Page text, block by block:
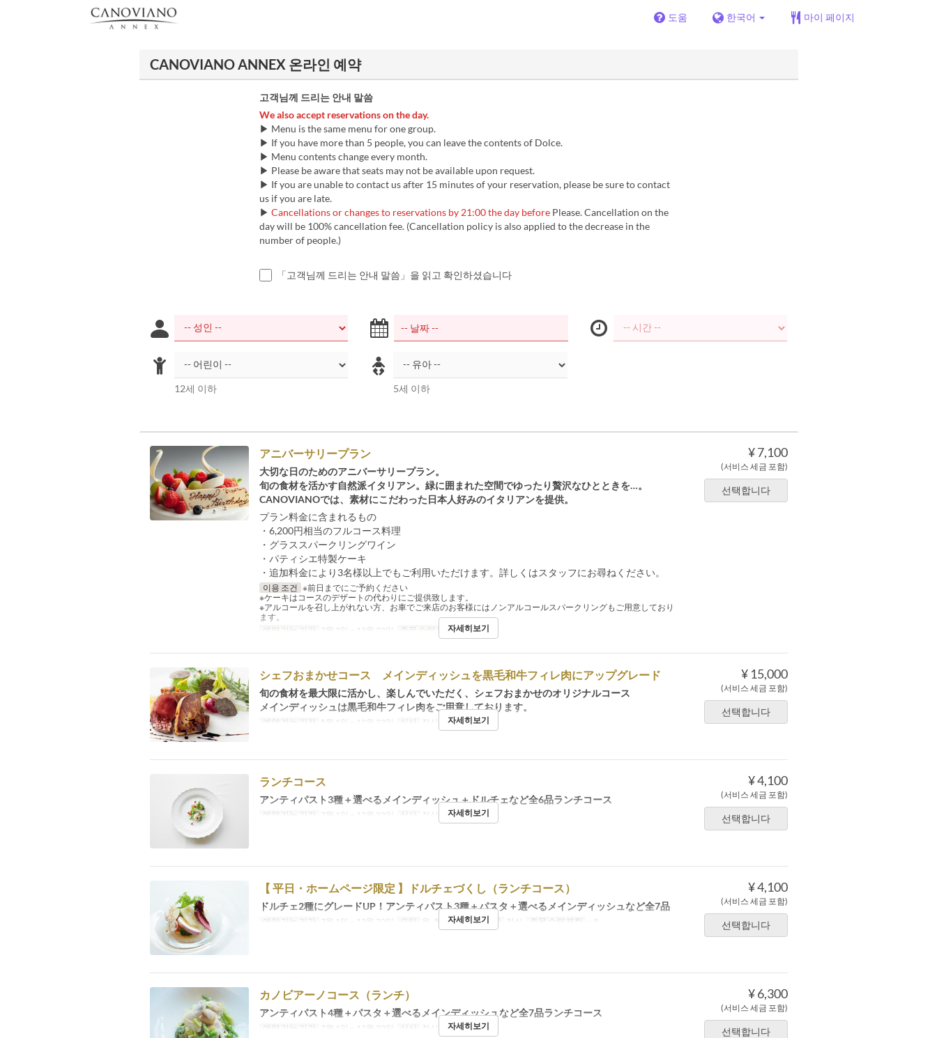
도움 한국어 마이 페이지
CANOVIANO ANNEX 온라인 예약
고객님께 드리는 안내 말씀
We also accept reservations on the day.
▶ Menu is the same menu for one group.
▶ If you have more than 5 people, you can leave the contents of Dolce.
▶ Menu contents change every month.
▶ Please be aware that seats may not be available upon request.
▶ If you are unable to contact us after 15 minutes of your reservation, please be sure to contact
us if you are late.
▶ Cancellations or changes to reservations by 21:00 the day before Please. Cancellation on the
day will be 100% cancellation fee. (Cancellation policy is also applied to the decrease in the
number of people.)
「고객님께 드리는 안내 말씀」을 읽고 확인하셨습니다
12세 이하 5세 이하
¥ 7,100
(서비스 세금 포함)
선택합니다
アニバーサリープラン
大切な日のためのアニバーサリープラン。
旬の食材を活かす自然派イタリアン。緑に囲まれた空間でゆったり贅沢なひとときを…。
CANOVIANOでは、素材にこだわった日本人好みのイタリアンを提供。
プラン料金に含まれるもの
・6,200円相当のフルコース料理
・グラススパークリングワイン
・パティシエ特製ケーキ
・追加料金により3名様以上でもご利用いただけます。詳しくはスタッフにお尋ねください。
이용 조건 ※前日までにご予約ください
※ケーキはコースのデザートの代わりにご提供致します。
※アルコールを召し上がれない方、お車でご来店のお客様にはノンアルコールスパークリングもご用意しており
ます。
예약 가능 기간
7월 2일 ~ 12월 22일 주문 수량 제한 2 ~
자세히보기
¥ 15,000
(서비스 세금 포함)
선택합니다
シェフおまかせコース メインディッシュを黒毛和牛フィレ肉にアップグレード
旬の食材を最大限に活かし、楽しんでいただく、シェフおまかせのオリジナルコース
メインディッシュは黒毛和牛フィレ肉をご用意しております。
예약 가능 기간 5월 1일 ~ 12월 22일 식사 점심, 저녁자세히보기
¥ 4,100
(서비스 세금 포함)
선택합니다
ランチコース
アンティパスト3種＋選べるメインディッシュ＋ドルチェなど全6品ランチコース
예약 가능 기간 7월 1일 ~ 12월 22일 식사 점심 자세히보기
¥ 4,100
(서비스 세금 포함)
선택합니다
【 平日・ホームページ限定 】ドルチェづくし（ランチコース）
ドルチェ2種にグレードUP！アンティパスト3種＋パスタ＋選べるメインディッシュなど全7品
예약 가능 기간 7월 1일 ~ 12월 22일 요일 월, 화, 수, 목, 금 식사 점심 주문 수량 제한 ~ 8
자세히보기
¥ 6,300
(서비스 세금 포함)
선택합니다
カノビアーノコース（ランチ）
アンティパスト4種＋パスタ＋選べるメインディッシュなど全7品ランチコース
예약 가능 기간 7월 1일 ~ 12월 22일 식사 점심 자세히보기